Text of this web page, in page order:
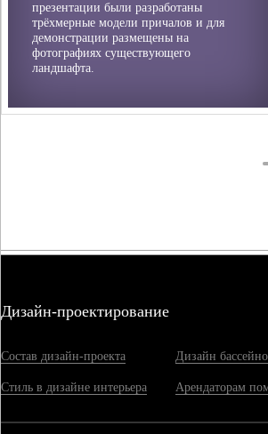
презентации были разработаны
трёхмерные модели причалов и для
демонстрации размещены на
фотографиях существующего
ландшафта.
Дизайн-проектирование
Состав дизайн-проекта
Стиль в дизайне интерьера
Дизайн
Арендаторам